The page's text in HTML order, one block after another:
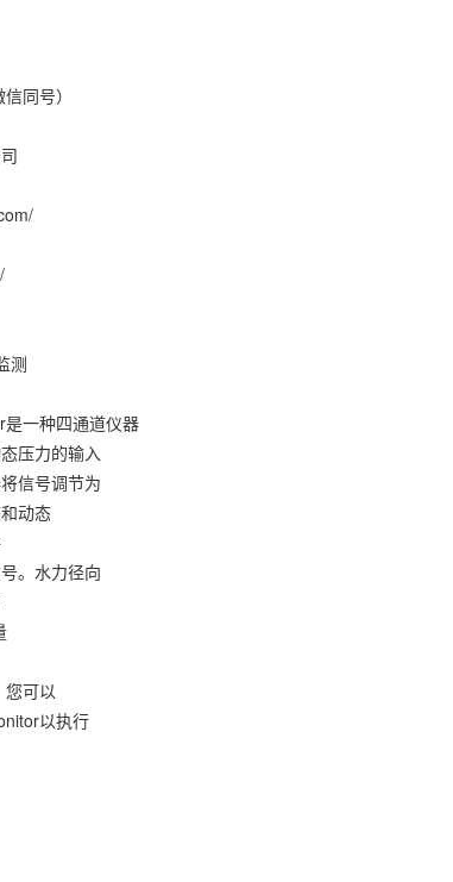
同号）
测
一种四通道仪器
压力的输入
信号调节为
动态
。水力径向
可以
以执行